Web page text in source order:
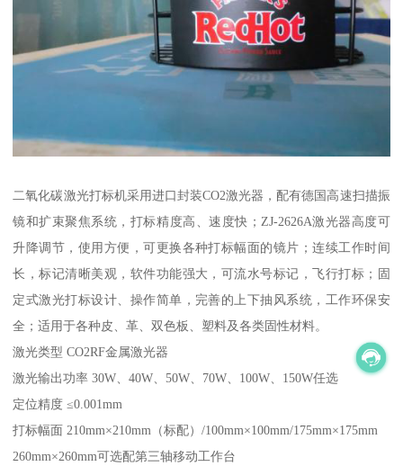
二氧化碳激光打标机采用进口封装CO2激光器，配有德国高速扫描振
镜和扩束聚焦系统，打标精度高、速度快；ZJ-2626A激光器高度可
升降调节，使用方便，可更换各种打标幅面的镜片；连续工作时间
长，标记清晰美观，软件功能强大，可流水号标记，飞行打标；固
定式激光打标设计、操作简单，完善的上下抽风系统，工作环保安
全；适用于各种皮、革、双色板、塑料及各类固性材料。
激光类型 CO2RF金属激光器
激光输出功率 30W、40W、50W、70W、100W、150W任选
定位精度 ≤0.001mm
打标幅面 210mm×210mm（标配）/100mm×100mm/175mm×175mm
260mm×260mm可选配第三轴移动工作台